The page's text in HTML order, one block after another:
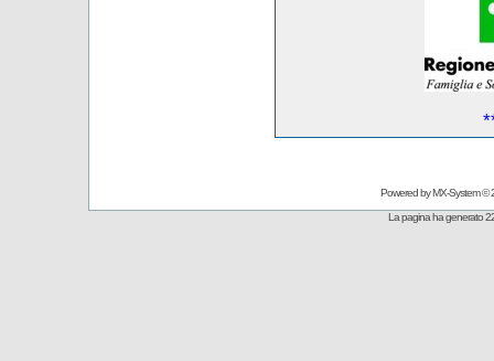
Powered byMX-System©
La pagina ha generato